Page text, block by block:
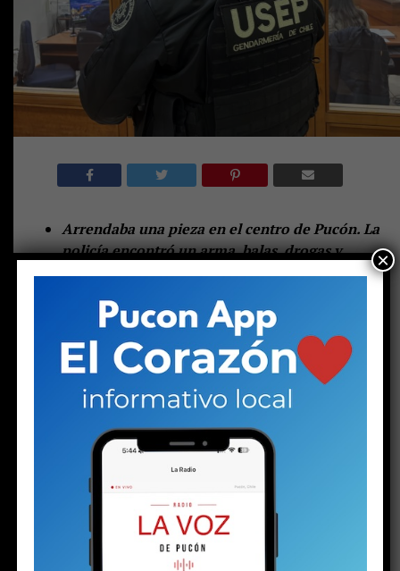
Arrendaba una pieza en el centro de Pucón. La
policía encontró un arma, balas, drogas y
dinero en efectivo. Pero no solo eso: también
desarraigo familiar y, al parecer, capturado por
el mundo narco.
Lo dejaron tirado igual que a mí.
Las palabras de una joven en el hall central de espera
del tribunal de Pucón suenan duras. Las escuchan otras
dos mujeres: una de mediana edad y otra mayor. Las tres
se muerden los labios, como haciendo un esfuerzo por
contener las lágrimas. Pero la mayor no puede.
gota brota de sus ojos y rueda lentamente por su
mejilla, enrojecida por el frío invierno puconino. Su
rostro está endurecido. Se nota rabia, enojo e
×